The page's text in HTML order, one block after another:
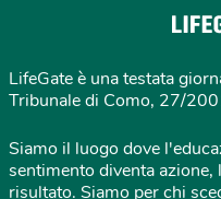
LifeGate è una testata
Tribunale di Como, 27/
Siamo il luogo dove
sentimento diventa
risultato. Siamo per chi